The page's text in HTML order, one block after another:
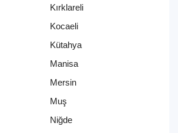
Kırklareli
Kocaeli
Kütahya
Manisa
Mersin
Muş
Niğde